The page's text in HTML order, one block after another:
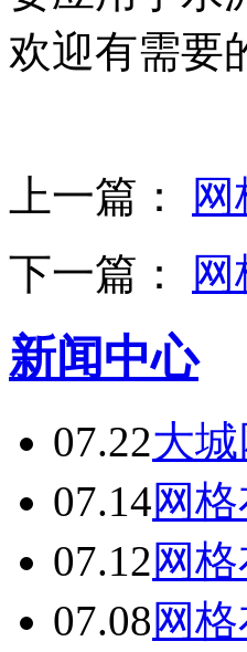
欢迎有需要
上一篇：
下一篇：
新闻中心
07.22大
07.14网
07.12网
07.08网